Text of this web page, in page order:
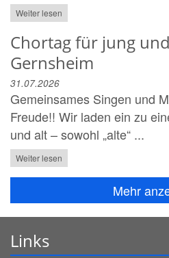
Weiter lesen
Chortag für jung
Gernsheim
31.07.2026
Gemeinsames Singen und
Freude!! Wir laden ein zu
und alt – sowohl „alte“ ...
Weiter lesen
Mehr
Links